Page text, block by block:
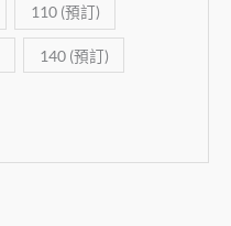
110 (預訂)
140 (預訂)